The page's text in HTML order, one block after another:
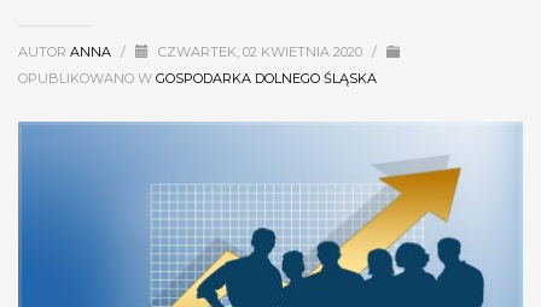
AUTOR ANNA / CZWARTEK, 02 KWIETNIA 2020 /
OPUBLIKOWANO W GOSPODARKA DOLNEGO ŚLĄSKA